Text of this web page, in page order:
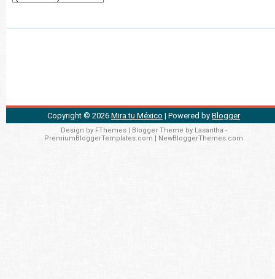
Copyright © 2026 Mira tu México | Powered by Blogger
Design by FThemes| Blogger Theme by Lasantha -
PremiumBloggerTemplates.com
NewBloggerThemes.com